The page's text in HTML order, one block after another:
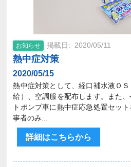
お知らせ 2020/05/11
2020/05/15
熱中症対策
熱中症対策として、経口補水液Ｏ
給）、空調服を配布します。また
トポンプ車に熱中症応急処置セッ
事者のみ...
詳細はこちらから